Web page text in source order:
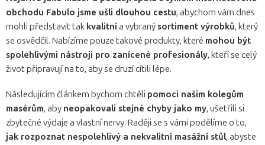
obchodu Fabulo jsme ušli dlouhou cestu, abychom vám dnes
mohli představit tak kvalitnía vybraný sortiment výrobků, který
se osvědčil. Nabízíme pouze takové produkty, které mohou být
spolehlivými nástroji pro zanícené profesionály, kteří se celý
život připravují na to, aby se druzí cítili lépe.
Následujícím článkem bychom chtěli pomoci našim kolegům
masérům, aby neopakovali stejné chyby jako my, ušetřili si
zbytečné výdaje a vlastní nervy. Raději se s vámi podělíme o to,
jak rozpoznat nespolehlivý a nekvalitní masážní stůl, abyste